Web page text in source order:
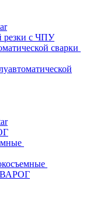
резки с ЧПУ
сварки